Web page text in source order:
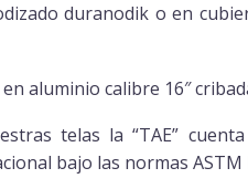
duranodik o en
aluminio calibre 16″
telas la “TAE”
bajo las normas ASTM